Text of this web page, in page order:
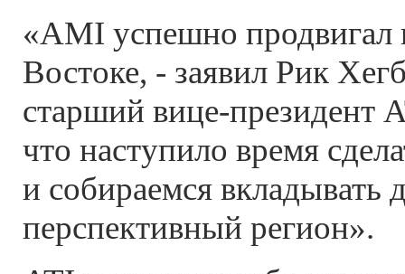
«AMI успешно продвигал
Востоке, - заявил Рик
старший вице-президент
что наступило время
и собираемся вкладывать
перспективный регион».